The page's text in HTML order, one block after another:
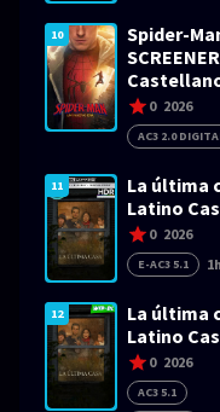
10
Spider-
0 2026
AC3 2.0
11
La última
Latino
0 2026
E-AC3 5.1
12
La última
Latino
0 2026
AC3 5.1